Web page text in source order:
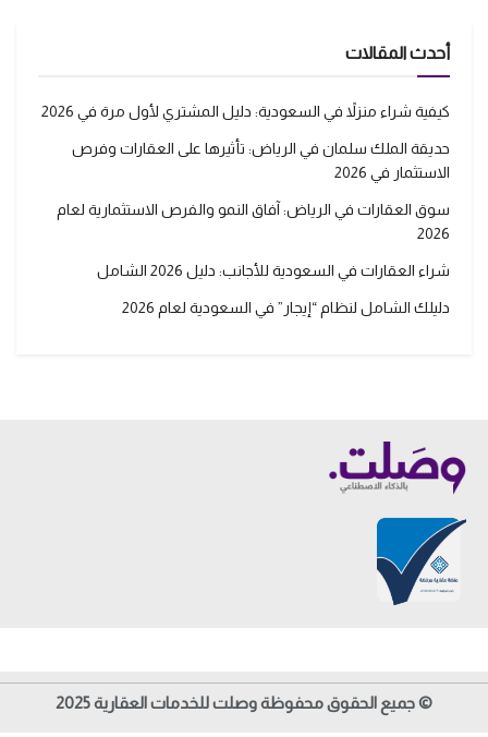
أحدث المقالات
كيفية شراء منزلاً في السعودية: دليل المشتري لأول مرة في 2026
حديقة الملك سلمان في الرياض: تأثيرها على العقارات وفرص
الاستثمار في 2026
سوق العقارات في الرياض: آفاق النمو والفرص الاستثمارية لعام
2026
شراء العقارات في السعودية للأجانب: دليل 2026 الشامل
دليلك الشامل لنظام “إيجار” في السعودية لعام 2026
© جميع الحقوق محفوظة وصلت للخدمات العقارية 2025